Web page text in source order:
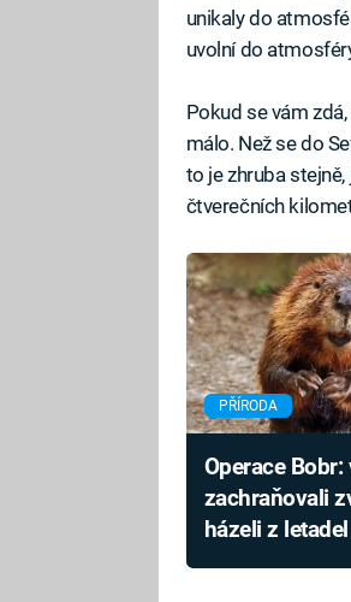
unikaly do
uvolní do
Pokud se vám
málo. Než se do
to je zhruba
čtverečních
PŘÍRODA
Operace
zachraňovali
házeli z letadel